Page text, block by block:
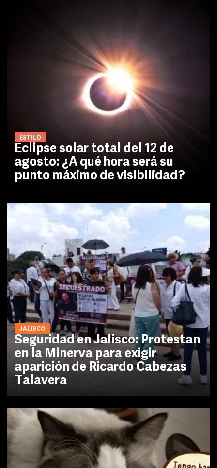
ESTILO
Eclipse solar total del 12 de
agosto: ¿A qué hora será su
punto máximo de visibilidad?
JALISCO
Seguridad en Jalisco: Protestan
en la Minerva para exigir
aparición de Ricardo Cabezas
Talavera